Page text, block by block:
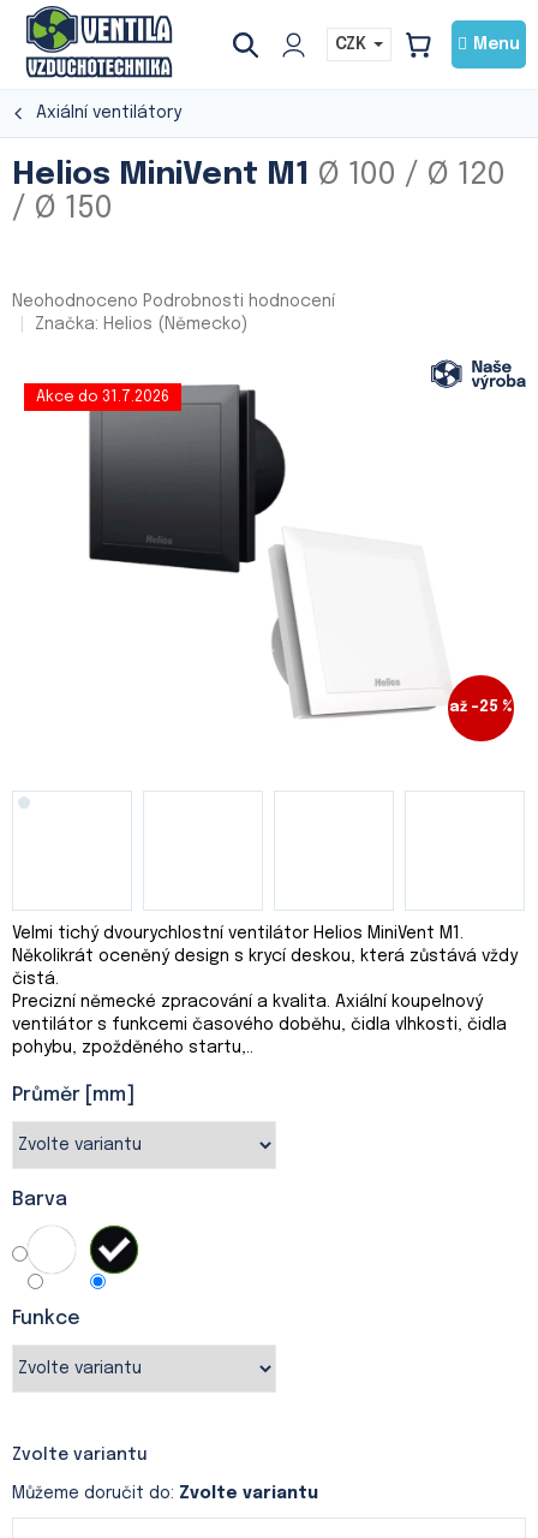
Přejít
obsah
CZK
NÁKUPNÍ
Axiální ventilátory
Helios MiniVent M1 Ø 100 / Ø 120
/ Ø 150
Průměrné
hodnocení
Neohodnoceno Podrobnosti hodnocení
Značka: Helios (Německo)
až –25 %
Akce do 31.7.2026
Průměr [mm]
Barva
Funkce
Velmi tichý dvourychlostní ventilátor Helios MiniVent M1.
Několikrát oceněný design s krycí deskou, která zůstává vždy
čistá.
Precizní německé zpracování a kvalita. Axiální koupelnový
ventilátor s funkcemi časového doběhu, čidla vlhkosti, čidla
pohybu, zpožděného startu,..
Můžeme doručit do: Zvolte variantu
Zvolte variantu